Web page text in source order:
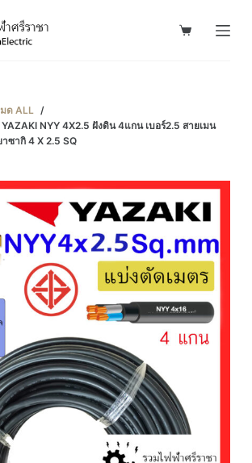
ด ALL /
NYY 4X2.5 ฝังดิน 4แกน เบอร์2.5 สายเมน
ซากิ 4 X 2.5 SQ